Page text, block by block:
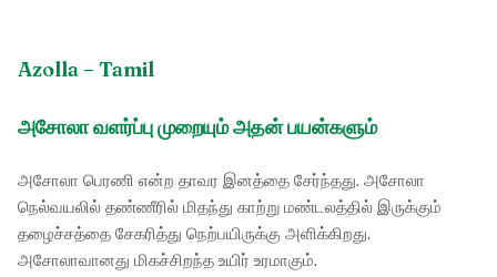
Azolla – Tamil
அசோலா வளர்ப்பு முறையும் அதன் பயன்களும்
அசோலா பெரணி என்ற தாவர இனத்தை சேர்ந்தது. அசோலா
நெல்வயலில் தண்ணீரில் மிதந்து காற்று மண்டலத்தில் இருக்கும்
தழைச்சத்தை சேகரித்து நெற்பயிருக்கு அளிக்கிறது.
அசோலாவானது மிகச்சிறந்த உயிர் உரமாகும்.